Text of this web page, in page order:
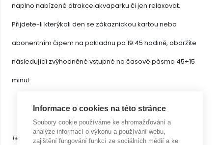
naplno nabízené atrakce akvaparku či jen relaxovat.
Přijdete-li kterýkoli den se zákaznickou kartou nebo
abonentním čipem na pokladnu po 19:45 hodině, obdržíte
následující zvýhodněné vstupné na časové pásmo 45+15
minut:
student/senior 80 Kč
dítě 60 Kč.
Těšíme se na vás!
Informace o cookies na této stránce
Soubory cookie používáme ke shromažďování a
analýze informací o výkonu a používání webu,
zajištění fungování funkcí ze sociálních médií a ke